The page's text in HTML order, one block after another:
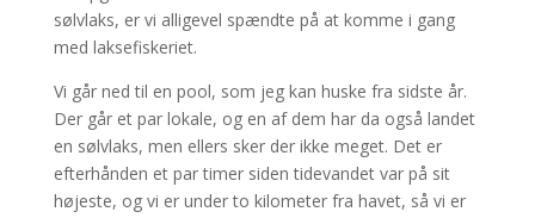
sølvlaks, er vi alligevel spændte på at komme i gang
med laksefiskeriet.
Vi går ned til en pool, som jeg kan huske fra sidste år.
Der går et par lokale, og en af dem har da også landet
en sølvlaks, men ellers sker der ikke meget. Det er
efterhånden et par timer siden tidevandet var på sit
højeste, og vi er under to kilometer fra havet, så vi er